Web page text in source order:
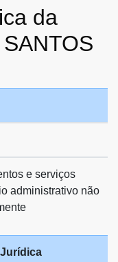
da
e serviços
administrativo não